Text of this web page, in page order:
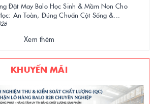
Đặt May Balo Học Sinh & Mầm Non Cho
An Toàn, Đúng Chuẩn Cột Sống &...
Xem thêm
KHUYẾN MÃI